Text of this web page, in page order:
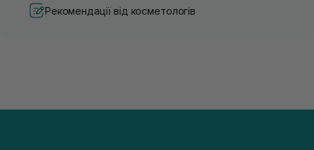
Рекомендації від косметологів